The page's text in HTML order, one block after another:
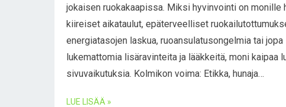
jokaisen ruokakaapissa. Miksi hyvinvointi on
kiireiset aikataulut, epäterveelliset
energiatasojen laskua, ruoansulatusongelmia tai
lukemattomia lisäravinteita ja lääkkeitä, moni
sivuvaikutuksia. Kolmikon voima: Etikka, hunaja…
LUE LISÄÄ »